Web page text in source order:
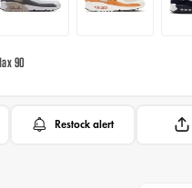
90
Restock alert